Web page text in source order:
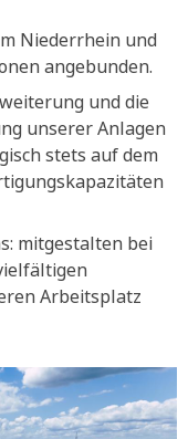
Niederrhein und
angebunden.
und die
unserer Anlagen
stets auf dem
mitgestalten bei
Arbeitsplatz